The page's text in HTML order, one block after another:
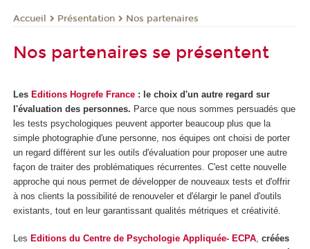
Accueil Présentation Nos partenaires
Nos partenaires se présentent
Les Editions Hogrefe France : le choix d'un autre regard sur
l'évaluation des personnes. Parce que nous sommes persuadés que
les tests psychologiques peuvent apporter beaucoup plus que la
simple photographie d'une personne, nos équipes ont choisi de porter
un regard différent sur les outils d'évaluation pour proposer une autre
façon de traiter des problématiques récurrentes. C'est cette nouvelle
approche qui nous permet de développer de nouveaux tests et d'offrir
à nos clients la possibilité de renouveler et d'élargir le panel d'outils
existants, tout en leur garantissant qualités métriques et créativité.
Les Editions du Centre de Psychologie Appliquée- ECPA, créées